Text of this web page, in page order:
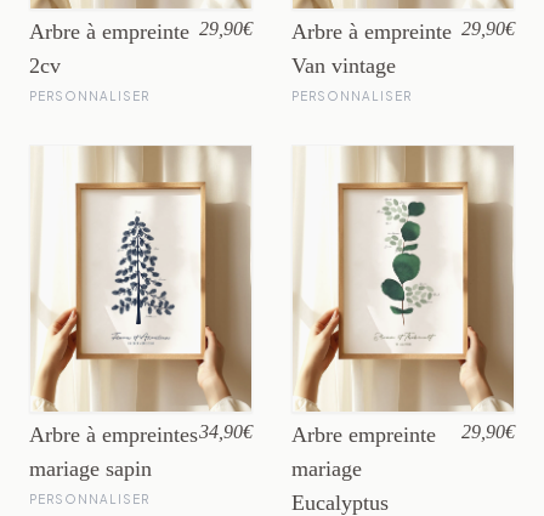
Arbre à empreinte
2cv
PERSONNALISER
29,90€
Arbre à empreinte
Van vintage
PERSONNALISER
29,90€
Arbre à empreintes
mariage sapin
PERSONNALISER
34,90€
Arbre empreinte
mariage
Eucalyptus
29,90€